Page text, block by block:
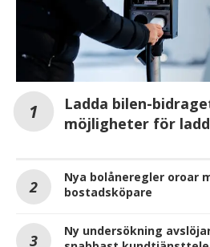
Ladda bilen-
möjligheter för
Nya bolåneregler oroar
bostadsköpare
Ny undersökning